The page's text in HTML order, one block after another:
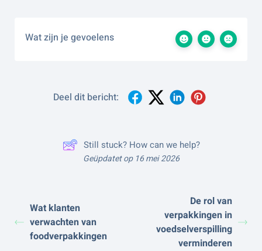
Wat zijn je gevoelens
Deel dit bericht:
Still stuck? How can we help?
Geüpdatet op 16 mei 2026
Wat klanten
verwachten van
foodverpakkingen
De rol van
verpakkingen in
voedselverspilling
verminderen